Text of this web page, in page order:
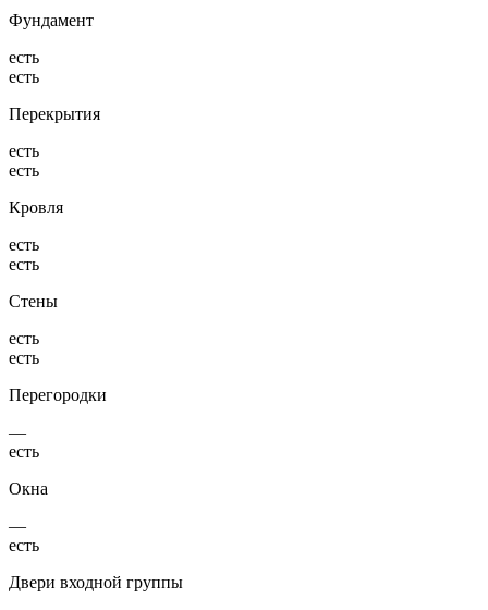
Фундамент
есть
есть
Перекрытия
есть
есть
Кровля
есть
есть
Стены
есть
есть
Перегородки
—
есть
Окна
—
есть
Двери входной группы